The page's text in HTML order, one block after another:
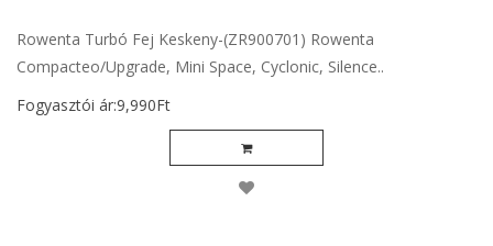
Rowenta Turbó Fej Keskeny-(ZR900701) Rowenta
Compacteo/Upgrade, Mini Space, Cyclonic, Silence..
Fogyasztói ár:9,990Ft